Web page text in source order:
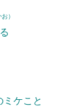
）
ミケこと